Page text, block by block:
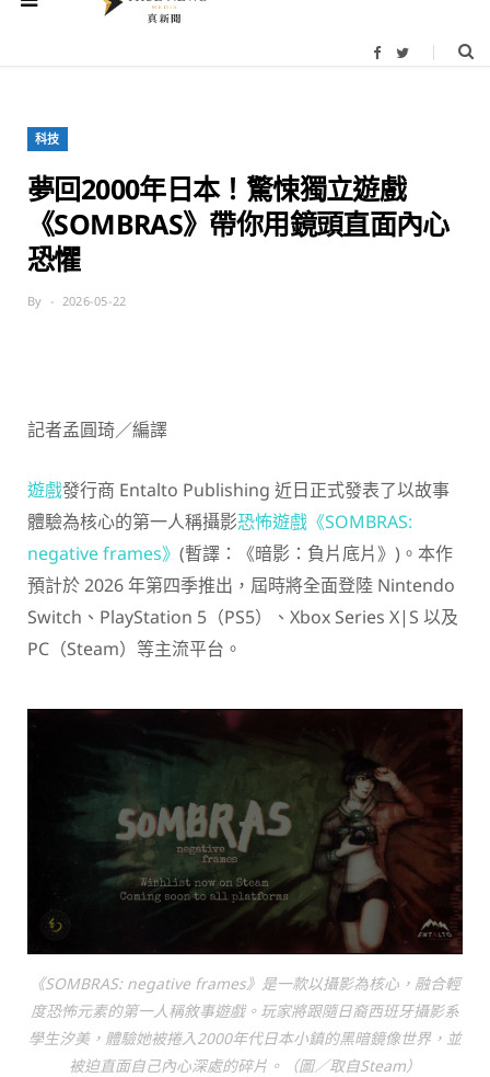
F
a
T
w
科技
夢回2000年日本！驚悚獨立遊戲
《SOMBRAS》帶你用鏡頭直面內心
恐懼
By 2026-05-22
記者孟圓琦／編譯
遊戲發行商 Entalto Publishing 近日正式發表了以故事
體驗為核心的第一人稱攝影恐怖遊戲 《SOMBRAS:
negative frames》 (暫譯：《暗影：負片底片》)。本作
預計於 2026 年第四季推出，屆時將全面登陸 Nintendo
Switch、PlayStation 5（PS5）、Xbox Series X|S 以及
PC（Steam）等主流平台。
《SOMBRAS: negative frames》是一款以攝影為核心，融合輕
度恐怖元素的第一人稱敘事遊戲。玩家將跟隨日裔西班牙攝影系
學生汐美，體驗她被捲入2000年代日本小鎮的黑暗鏡像世界，並
被迫直面自己內心深處的碎片。（圖／取自Steam）